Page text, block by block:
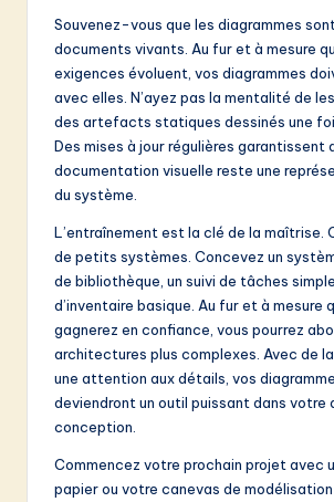
Souvenez-vous que les diagrammes
documents vivants. Au fur et à mesure
exigences évoluent, vos diagrammes
avec elles. N’ayez pas la mentalité de
des artefacts statiques dessinés une
Des mises à jour régulières garantissent
documentation visuelle reste une
du système.
L’entraînement est la clé de la maîtrise.
de petits systèmes. Concevez un
de bibliothèque, un suivi de tâches
d’inventaire basique. Au fur et à mesure
gagnerez en confiance, vous pourrez
architectures plus complexes. Avec de
une attention aux détails, vos
deviendront un outil puissant dans votre
conception.
Commencez votre prochain projet avec
papier ou votre canevas de modélisation